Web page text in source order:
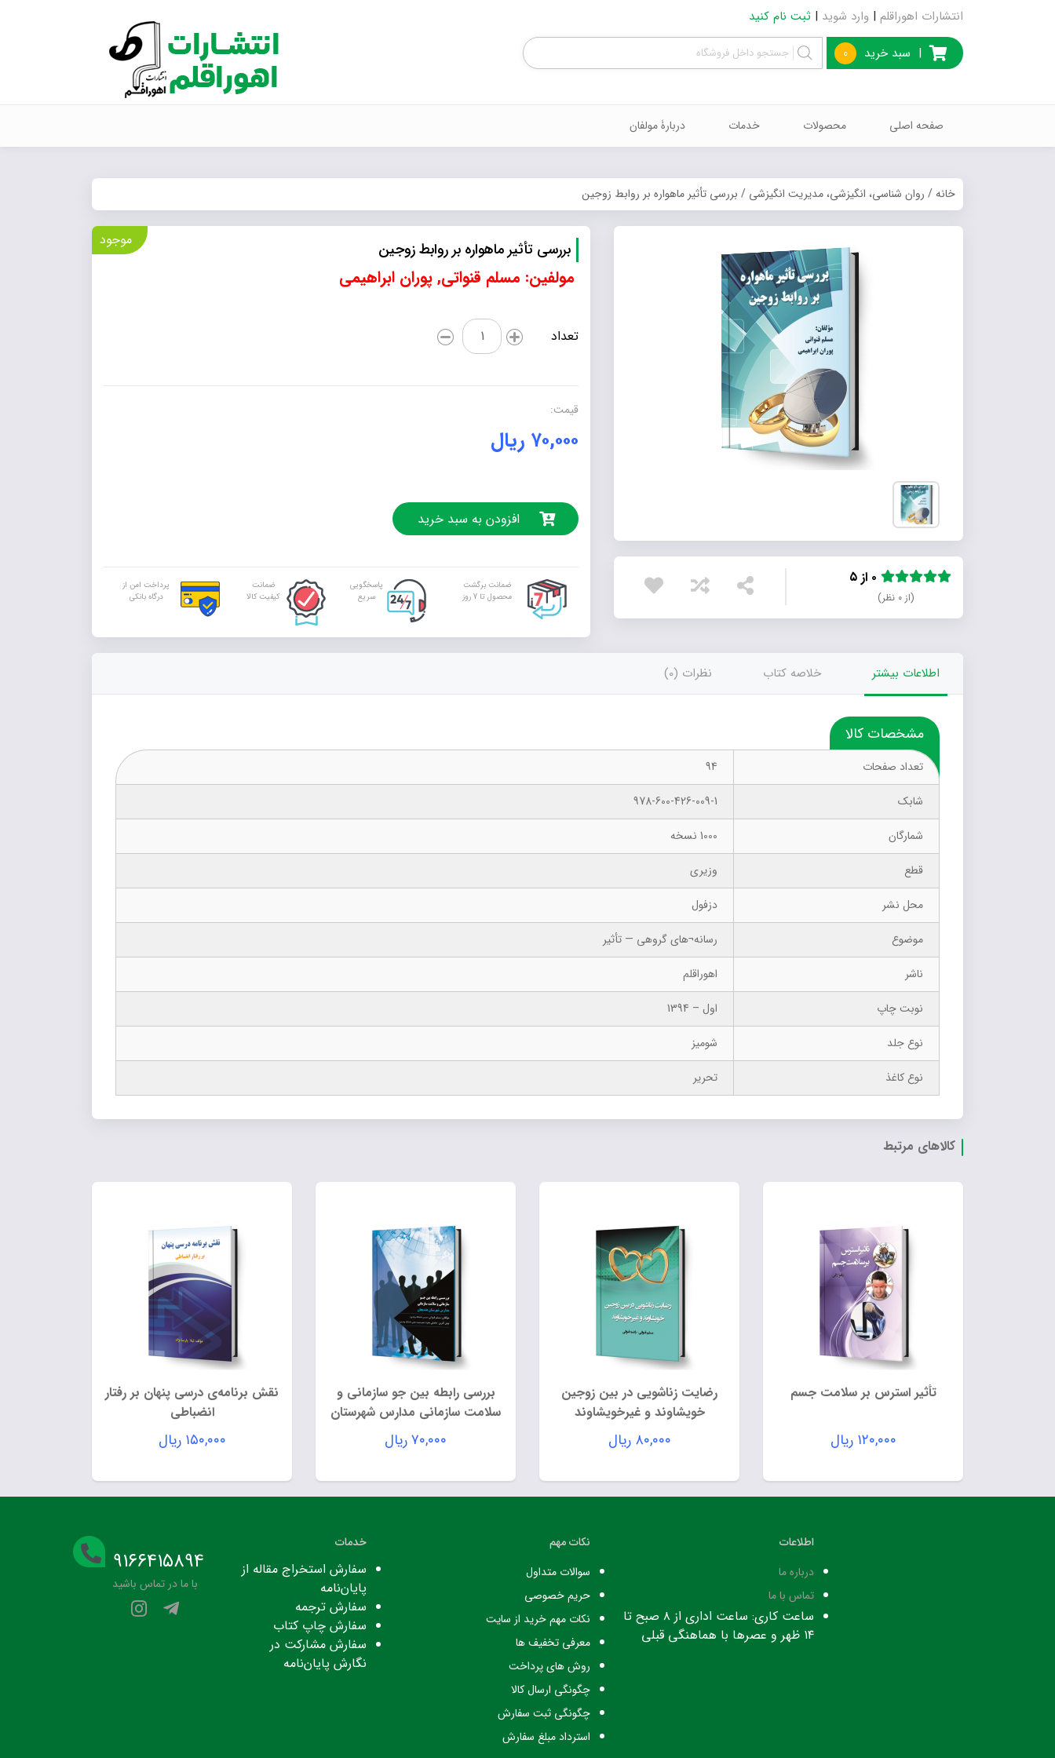
انتشارات اهوراقلم | وارد شوید | ثبت نام کنید
| سبد خرید 0
Products
search
صفحه اصلی محصولات خدمات دربارۀ مولفان
خانه/ روان شناسی، انگیزشی، مدیریت انگیزشی / بررسی تأثیر ماهواره بر روابط زوجین
(از ۰ نظر)
موجود بررسی تأثیر ماهواره بر روابط زوجین
مولفین: مسلم قنواتی, پوران ابراهیمی
تعداد
بررسی
تأثیر
بر
عدد
قیمت:
۷۰,۰۰۰ ریال
افزودن به سبد خرید
ضمانت برگشت
محصول تا 7 روز
پاسخگویی
سریع
ضمانت
کیفیت کالا
پرداخت امن از
درگاه بانکی
اطلاعات بیشتر خلاصه کتاب نظرات (0)
مشخصات کالا
تعداد صفحات
94
شابک
978-600-426-009-1
شمارگان
1000 نسخه
قطع
وزیری
محل نشر
دزفول
موضوع
رسانه¬های گروهی — تأثیر
ناشر
اهوراقلم
نوبت چاپ
اول – 1394
نوع جلد
شومیز
نوع کاغذ
تحریر
کالاهای مرتبط
تأثیر استرس بر سلامت جسم
۱۲۰,۰۰۰ ریال
رضایت زناشویی در بین زوجین
خویشاوند و غیرخویشاوند
۸۰,۰۰۰ ریال
بررسی رابطه بین جو سازمانی و
سلامت سازمانی مدارس شهرستان
هندیجان۷۰,۰۰۰ریال
نقش برنامه‌ی درسی پنهان بر رفتار
انضباطی
۱۵۰,۰۰۰ ریال
اطلاعات
درباره ما
تماس با ما
ساعت کاری: ساعت اداری از ۸ صبح تا
۱۴ ظهر و عصرها با هماهنگی قبلی
نکات مهم
سوالات متداول
حریم خصوصی
نکات مهم خرید از سایت
معرفی تخفیف ها
روش های پرداخت
چگونگی ارسال کالا
چگونگی ثبت سفارش
استرداد مبلغ سفارش
خدمات
سفارش استخراج مقاله از
پایان‌نامه
سفارش ترجمه
سفارش چاپ کتاب
سفارش مشارکت در
نگارش پایان‌نامه
۹۱۶۶۴۱۵۸۹۴
با ما در تماس باشید